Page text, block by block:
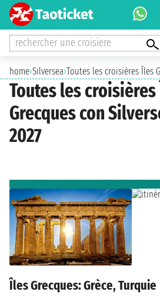
rechercher une croisiere
home›Silversea›Toutes les croisières Îles
Toutes les
Grecques con
2027
Îles Grecques: Grèce, Turquie